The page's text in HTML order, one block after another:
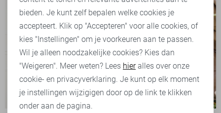
bieden. Je kunt zelf bepalen welke cookies je
accepteert. Klik op "Accepteren" voor alle cookies, of
kies "Instellingen" om je voorkeuren aan te passen.
Wil je alleen noodzakelijke cookies? Kies dan
"Weigeren". Meer weten? Lees hieralles over onze
cookie- en privacyverklaring. Je kunt op elk moment
je instellingen wijzigigen door op de link te klikken
onder aan de pagina.